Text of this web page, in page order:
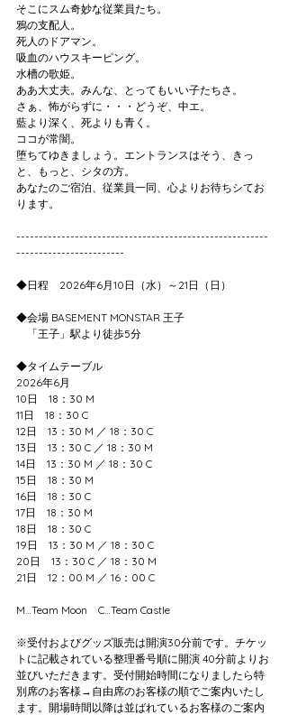
そこにスム奇妙な従業員たち。
鴉の支配人。
死人のドアマン。
吸血のハウスキーピング。
水槽の歌姫。
ああ大丈夫。みんな、とってもいい子たちさ。
さぁ、怖がらずに・・・どうぞ、中エ。
藍より深く、死よりも青く。
ココが常闇。
堕ちてゆきましょう。エントランスはそう、きっ
と、もっと、シタの方。
あなたのご宿泊、従業員一同、心よりお待ちシてお
ります。
--------------------------------------------------------
------------------------
◆日程　2026年6月10日（水）～21日（日）
◆会場 BASEMENT MONSTAR 王子
「王子」駅より徒歩5分
◆タイムテーブル
2026年6月
10日　18：30 M
11日　18：30 C
12日　13：30 M ／ 18：30 C
13日　13：30 C ／ 18：30 M
14日　13：30 M ／ 18：30 C
15日　18：30 M
16日　18：30 C
17日　18：30 M
18日　18：30 C
19日　13：30 M ／ 18：30 C
20日　13：30 C ／ 18：30 M
21日　12：00 M ／ 16：00 C
M…Team Moon　C…Team Castle
※受付およびグッズ販売は開演30分前です。チケッ
トに記載されている整理番号順に開演 40分前よりお
並びいただきます。受付開始時間になりましたら特
別席のお客様→自由席のお客様の順でご案内いたし
ます。開場時間以降は並ばれているお客様のご案内